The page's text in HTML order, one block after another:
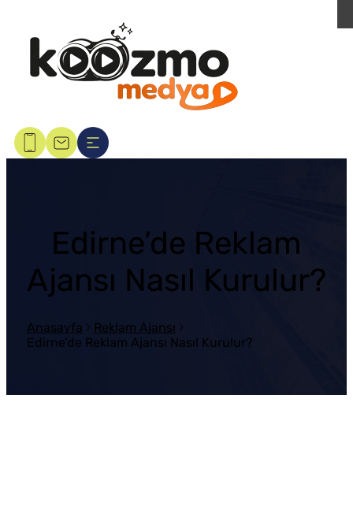
Edirne’de Reklam
Ajansı Nasıl Kurulur?
Anasayfa
Reklam Ajansı
Edirne’de Reklam Ajansı Nasıl Kurulur?